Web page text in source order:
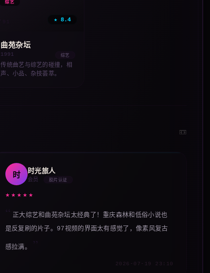
综艺
★ 8.4
曲苑杂坛
1991 综艺
传统曲艺与综艺的碰撞，相
声、小品、杂技荟萃。
📼
时
时光旅人
会员 胶片认证
★★★★★
正大综艺和曲苑杂坛太经典了！重庆森林和低俗小说也
是反复刷的片子。97视频的界面太有感觉了，像素风复古
感拉满。
2026-07-19 23:10